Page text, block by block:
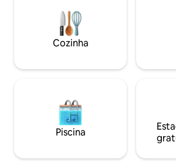
pátio ao ar livre com vista para o jardim,
perfeito para refeições ao ar livre. Todos
os seus confortos serão atendidos
enquanto você relaxa e se descontrai
Netflix
Cozinha
Piscina